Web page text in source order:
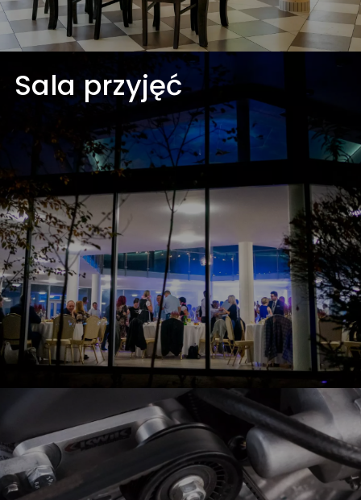
Sala przyjęć
Sala przyjęć
Specjalizujemy się w organizacji każdego rodzaju
imprez oraz uroczystości i dokładamy wszelkich
starań, by każde wydarzenie odbyło się w
przyjemnej atmosferze.
Nasza sala przyjęć okolicznościowych posiada
znakomite zaplecze gastronomiczne, z którego
korzystają wykwalifikowani kucharze.
Dowiedz się więcej
WABCO shop
Wychodząc naprzeciw oczekiwaniom naszym